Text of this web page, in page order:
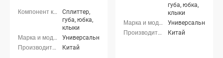
Сплиттер,
губа, юбка,
клыки
Универсальные
Китай
губа, юбка,
клыки
Универсальные
Китай